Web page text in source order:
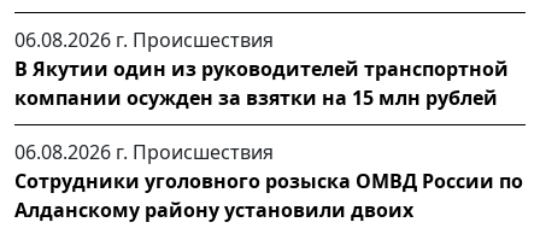
06.08.2026 г. Происшествия
В Якутии один из руководителей транспортной
компании осужден за взятки на 15 млн рублей
06.08.2026 г. Происшествия
Сотрудники уголовного розыска ОМВД России по
Алданскому району установили двоих